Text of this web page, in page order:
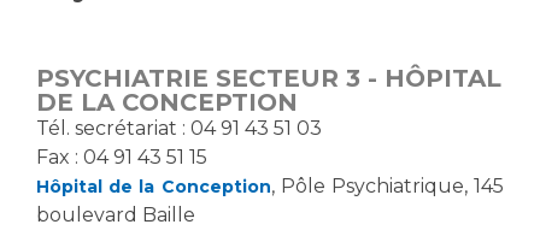
Vous allez être hospitalisé(e)
Vous avez un examen d'imagerie ou de radiologie
à réaliser
Vous avez une analyse à réaliser
Vous venez en consultation
myaphm, votre espace santé en ligne
Emplois administratifs
Emplois médicaux
Espace Formation
Étudiants hospitaliers
Emplois techniques et médico-techniques
PSYCHIATRIE SECTEUR 3 - HÔPITAL
DE LA CONCEPTION
T​él. secrétariat : 04 91 43 51 03
Fax : 04 91 43 51 15
Hôpital de la Conception, Pôle Psychiatrique, 145
boulevard Baille